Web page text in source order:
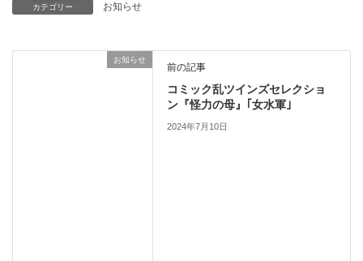
カテゴリー お知らせ
お知らせ
前の記事
コミック乱ツインズセレクショ
ン『怪力の母』｢女水軍｣
2024年7月10日